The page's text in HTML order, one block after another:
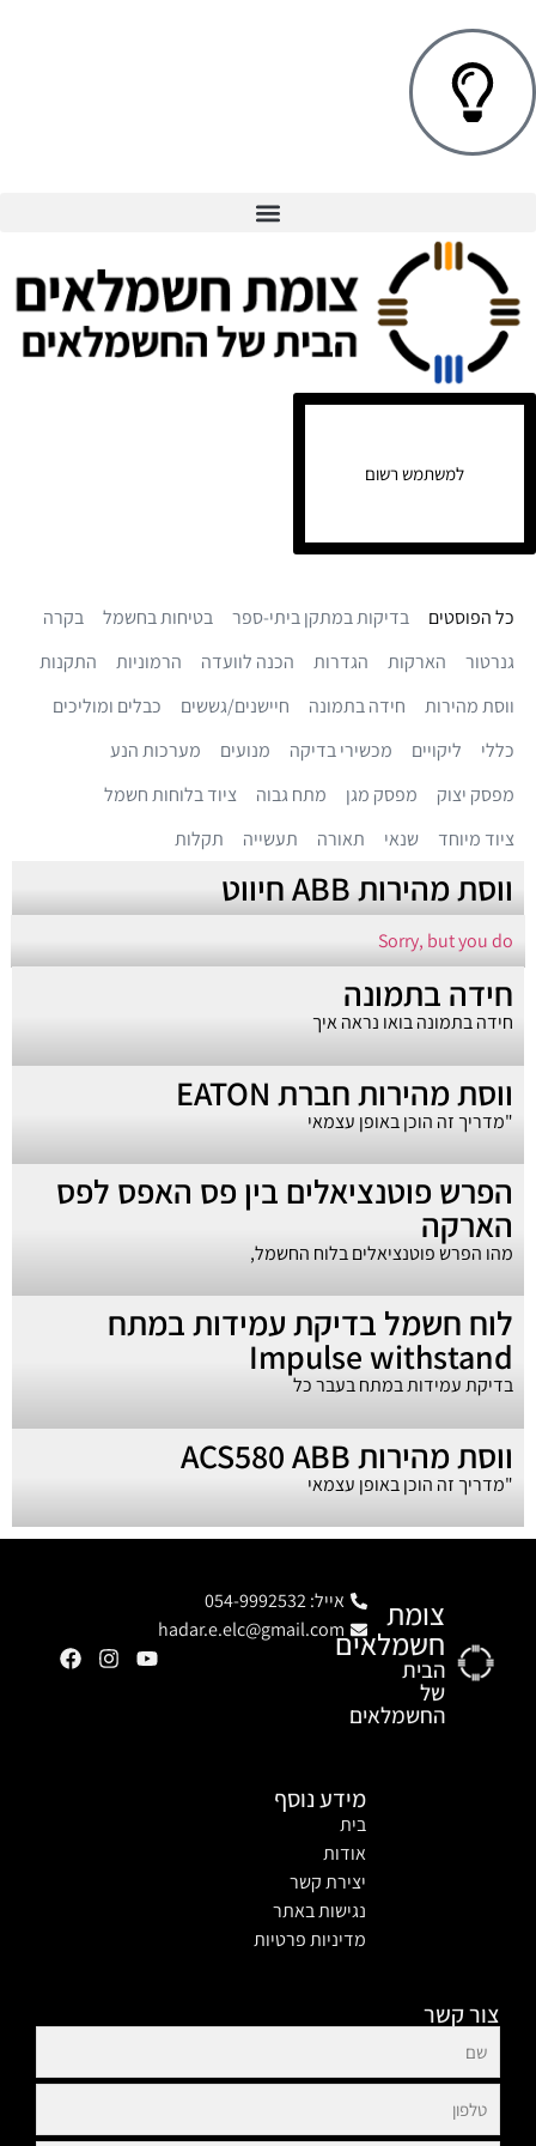
למשתמש רשום
בדיקות במתקן ביתי-ספר בטיחות בחשמל
בקרה
גנרטור
הארקות הגדרות הכנה לוועדה הרמוניות
התקנות
ווסת מהירות
חידה בתמונה חיישנים/גששים
כבלים ומוליכים
כללי
ליקויים מכשירי בדיקה מנועים
מערכות הנע
מפסק יצוק
מפסק מגן מתח גבוה
ציוד בלוחות חשמל
ציוד מיוחד
שנאי תאורה תעשייה תקלות
כל הפוסטים
ווסת מהירות ABB חיווט
Sorry, but you do
חידה בתמונה
חידה בתמונה בואו נראה איך
ווסת מהירות חברת EATON
"מדריך זה הוכן באופן עצמאי
הפרש פוטנציאלים בין פס האפס לפס
הארקה
מהו הפרש פוטנציאלים בלוח החשמל,
לוח חשמל בדיקת עמידות במתח
Impulse withstand
בדיקת עמידות במתח בעבר כל
ווסת מהירות ACS580 ABB
"מדריך זה הוכן באופן עצמאי
צומת
חשמלאים
הבית
של
החשמלאים
אייל: 054-9992532
hadar.e.elc@gmail.com
מידע נוסף
בית
אודות
יצירת קשר
נגישות באתר
מדיניות פרטיות
צור קשר